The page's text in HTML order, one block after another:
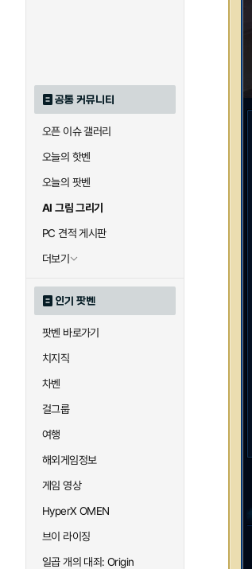
공통 커뮤니티
오픈 이슈 갤러리
오늘의 핫벤
오늘의 팟벤
AI 그림 그리기
PC 견적 게시판
더보기
인기 팟벤
팟벤 바로가기
치지직
차벤
걸그룹
여행
해외게임정보
게임 영상
HyperX OMEN
브이 라이징
일곱 개의 대죄: Origin